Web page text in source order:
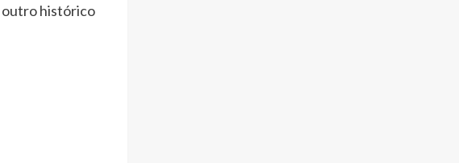
outro histórico